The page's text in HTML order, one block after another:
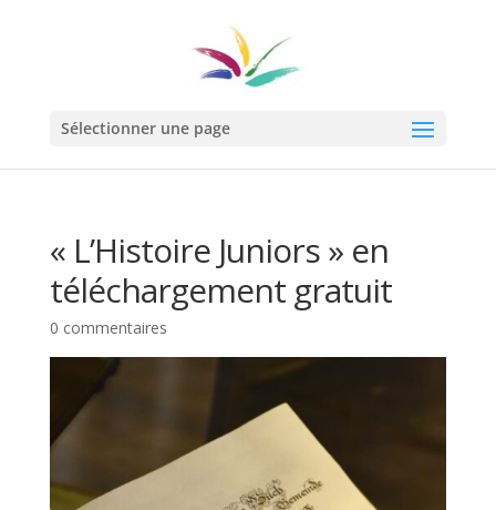
Sélectionner une page
« L’Histoire Juniors » en
téléchargement gratuit
0 commentaires